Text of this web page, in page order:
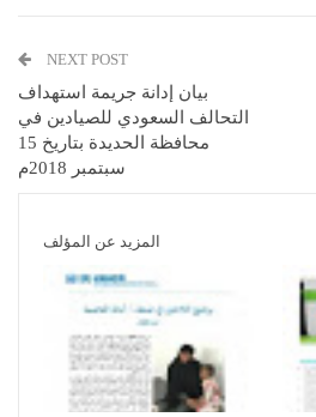
NEXT POST
بيان إدانة جريمة استهداف
التحالف السعودي للصيادين في
محافظة الحديدة بتاريخ 15
سبتمبر 2018م
المزيد عن المؤلف